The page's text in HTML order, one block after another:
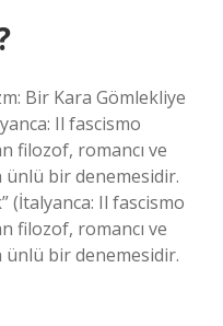
Bir Kara Gömlekliye
Il fascismo
filozof, romancı ve
ünlü bir denemesidir.
(İtalyanca: Il fascismo
filozof, romancı ve
ünlü bir denemesidir.